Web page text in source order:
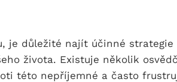
je důležité najít účinné
života. Existuje několik
této nepříjemné a často